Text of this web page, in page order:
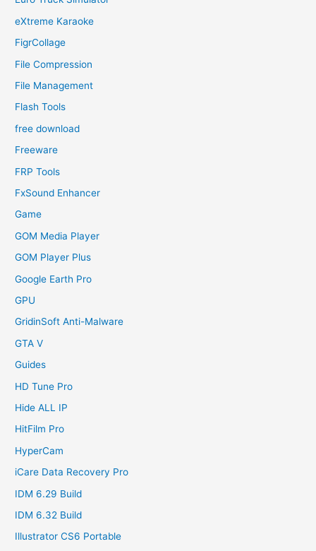
eXtreme Karaoke
FigrCollage
File Compression
File Management
Flash Tools
free download
Freeware
FRP Tools
FxSound Enhancer
Game
GOM Media Player
GOM Player Plus
Google Earth Pro
GPU
GridinSoft Anti-Malware
GTA V
Guides
HD Tune Pro
Hide ALL IP
HitFilm Pro
HyperCam
iCare Data Recovery Pro
IDM 6.29 Build
IDM 6.32 Build
Illustrator CS6 Portable